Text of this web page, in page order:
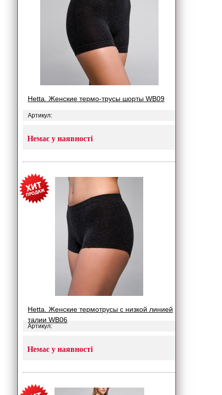
Hetta. Женские термо-трусы шорты WB09
Артикул:
Немає у наявності
Hetta. Женские термотрусы с низкой линией
талии WB06
Артикул:
Немає у наявності